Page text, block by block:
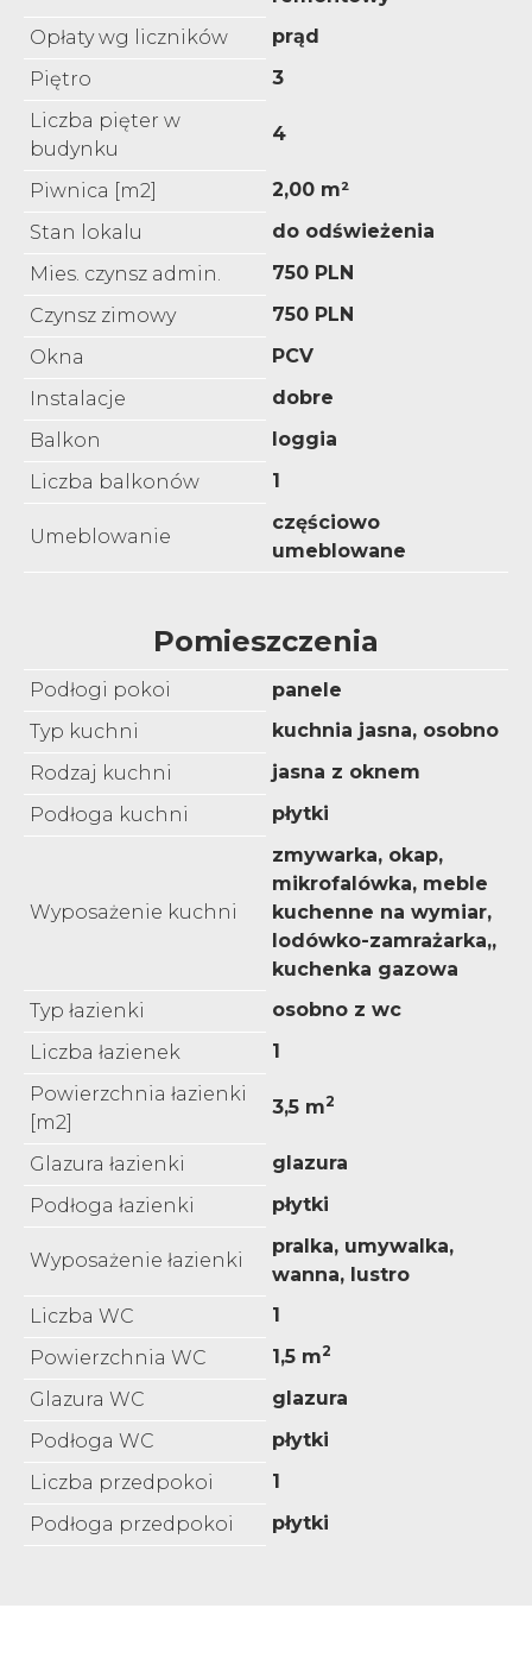
Opłaty wg liczników
prąd
Piętro
3
Liczba pięter w
budynku
4
Piwnica [m2]
2,00 m²
Stan lokalu
do odświeżenia
Mies. czynsz admin.
750 PLN
Czynsz zimowy
750 PLN
Okna
PCV
Instalacje
dobre
Balkon
loggia
Liczba balkonów
1
Umeblowanie
częściowo
umeblowane
Pomieszczenia
Podłogi pokoi
panele
Typ kuchni
kuchnia jasna, osobno
Rodzaj kuchni
jasna z oknem
Podłoga kuchni
płytki
Wyposażenie kuchni
zmywarka, okap,
mikrofalówka, meble
kuchenne na wymiar,
lodówko-zamrażarka,,
kuchenka gazowa
Typ łazienki
osobno z wc
Liczba łazienek
1
Powierzchnia łazienki
[m2]
3,5 m2
Glazura łazienki
glazura
Podłoga łazienki
płytki
Wyposażenie łazienki
pralka, umywalka,
wanna, lustro
Liczba WC
1
Powierzchnia WC
1,5 m2
Glazura WC
glazura
Podłoga WC
płytki
Liczba przedpokoi
1
Podłoga przedpokoi
płytki